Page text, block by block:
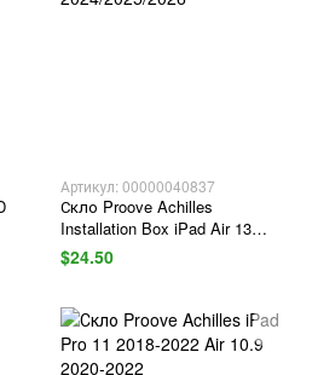
Артикул: 00000040837
Скло Proove Achilles
Installation Box iPad Air 13
2024/2025/2026
$24.50